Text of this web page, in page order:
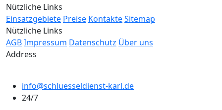
Nützliche Links
Einsatzgebiete Preise KontakteSitemap
Nützliche Links
AGBImpressum Datenschutz Über uns
Address
info@schluesseldienst-karl.de
24/7